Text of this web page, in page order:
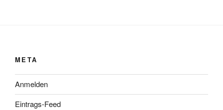
META
Anmelden
Eintrags-Feed